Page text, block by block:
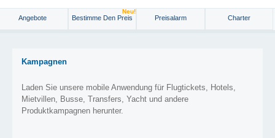
Angebote Bestimme Den Preis
Neu!
Preisalarm Charter
Kampagnen
Laden Sie unsere mobile Anwendung für Flugtickets, Hotels,
Mietvillen, Busse, Transfers, Yacht und andere
Produktkampagnen herunter.